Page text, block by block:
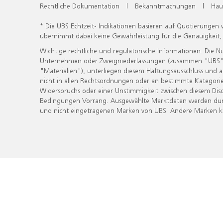
Rechtliche Dokumentation | Bekanntmachungen |
* Die UBS Echtzeit- Indikationen basieren auf
übernimmt dabei keine Gewährleistung für die
Wichtige rechtliche und regulatorische Informationen. Die
Unternehmen oder Zweigniederlassungen (zusammen
"Materialien"), unterliegen diesem Haftungsausschluss
nicht in allen Rechtsordnungen oder an bestimmte
Widerspruchs oder einer Unstimmigkeit zwischen diesem
Bedingungen Vorrang. Ausgewählte Marktdaten werden
und nicht eingetragenen Marken von UBS. Andere Marken